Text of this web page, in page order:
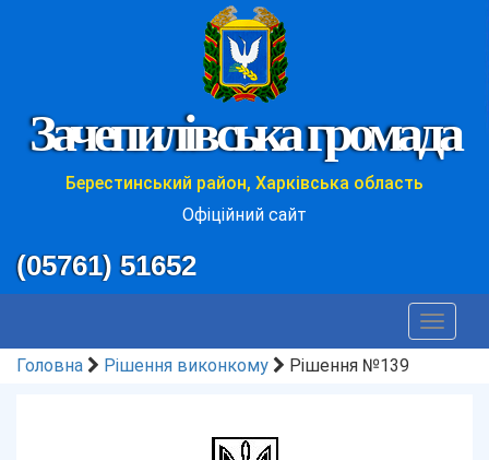
Зачепилівська громада
Берестинський район, Харківська область
Офіційний сайт
(05761) 51652
Toggle
Головна
Рішення виконкому Рішення №139